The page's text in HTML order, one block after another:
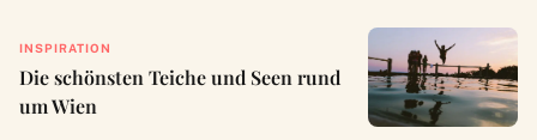
INSPIRATION
Die schönsten Teiche und Seen rund
um Wien